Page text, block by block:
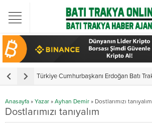
Anasayfa » Yazar » Ayhan Demir » Dostlarımızı tanıyalım
Dostlarımızı tanıyalım